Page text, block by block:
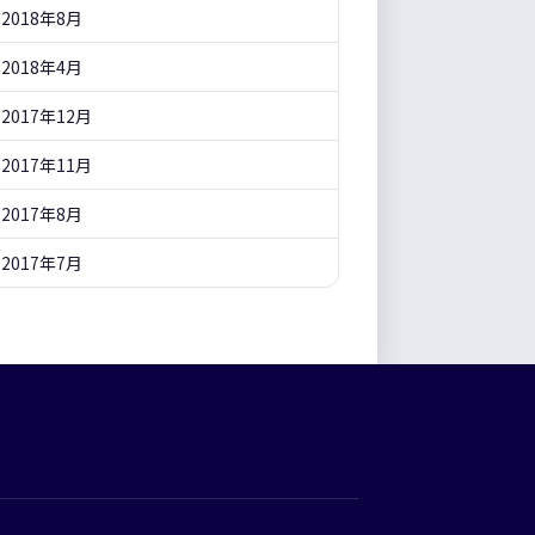
2018年8月
2018年4月
2017年12月
2017年11月
2017年8月
2017年7月